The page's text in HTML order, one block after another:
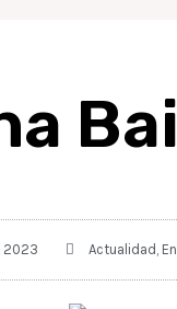
2023 Actualidad